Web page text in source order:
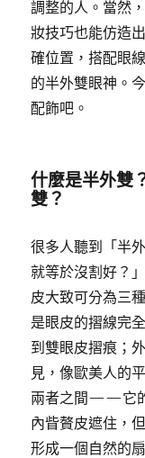
調整的人。當然
妝技巧也能仿造
確位置，搭配眼
的半外雙眼神。
配飾吧。
什麼是半外雙
雙？
很多人聽到「半
就等於沒割好？
皮大致可分為三
是眼皮的摺線完
到雙眼皮摺痕；
見，像歐美人的
兩者之間——它的
內眥贅皮遮住，
形成一個自然的